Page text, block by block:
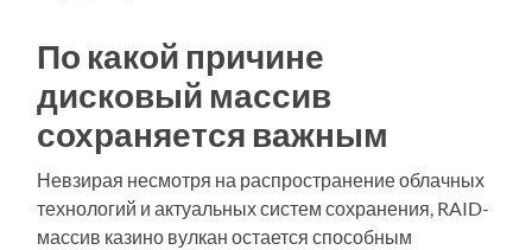
По какой причине
дисковый массив
сохраняется важным
Невзирая несмотря на распространение облачных
технологий и актуальных систем сохранения, RAID-
массив казино вулкан остается способным